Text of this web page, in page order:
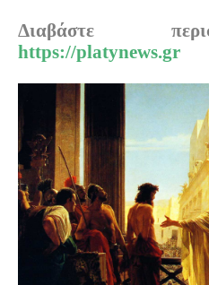
Διαβάστε
https://platynews.gr